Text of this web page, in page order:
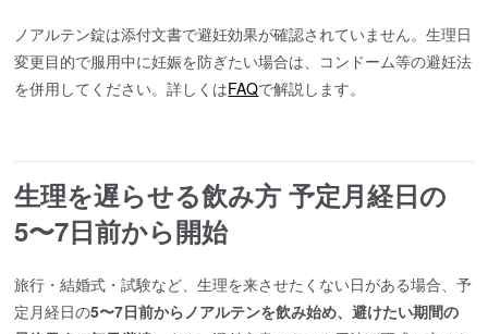
ノアルテン錠は添付文書で避妊効果が確認されていません。生理日
変更目的で服用中に妊娠を防ぎたい場合は、コンドーム等の避妊法
を併用してください。詳しくはFAQで解説します。
生理を遅らせる飲み方 予定月経日の
5〜7日前から開始
旅行・結婚式・試験など、生理を来させたくない日がある場合、予
定月経日の5〜7日前からノアルテンを飲み始め、避けたい期間の